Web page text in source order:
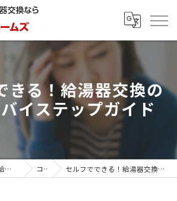
きる！給湯器交換の
イステップガイド
神奈川県横浜市の給湯器ならハッピーホームズ コラム セルフでできる！給湯器交換のステップバイステップガイド